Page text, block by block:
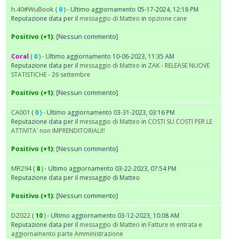
h.40#WuBook ( 0) - Ultimo aggiornamento 05-17-2024, 12:18 PM
Reputazione data per il messaggio di Matteo in opzione cane
Positivo (+1): [Nessun commento]
Coral ( 0) - Ultimo aggiornamento 10-06-2023, 11:35 AM
Reputazione data per il messaggio di Matteo in ZAK - RELEASE NUOVE
STATISTICHE - 26 settembre
Positivo (+1): [Nessun commento]
CA001 ( 0) - Ultimo aggiornamento 03-31-2023, 03:16 PM
Reputazione data per il messaggio di Matteo in COSTI SU COSTI PER LE
ATTIVITA' non IMPRENDITORIALI!!
Positivo (+1): [Nessun commento]
MR294 ( 8) - Ultimo aggiornamento 03-22-2023, 07:54 PM
Reputazione data per il messaggio di Matteo
Positivo (+1): [Nessun commento]
DZ022 (10) - Ultimo aggiornamento 03-12-2023, 10:08 AM
Reputazione data per il messaggio di Matteo in Fatture in entrata e
aggiornamento parte Amministrazione